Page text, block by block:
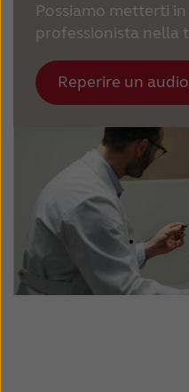
Possiamo metterti
professionista nella
Reperire un